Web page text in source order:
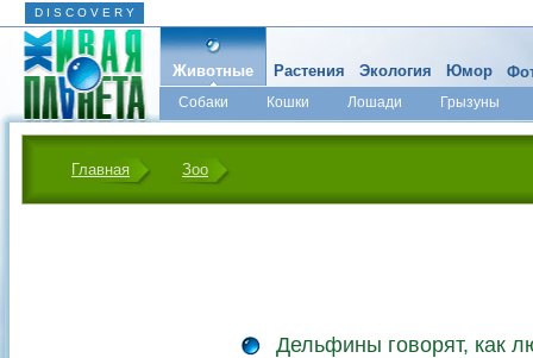
D I S C O V E R Y
Животные
Собаки Кошки Лошади
Грызуны
Микромир
Растения Экология Юмор
Главная Зоо
Дельфины говорят, как